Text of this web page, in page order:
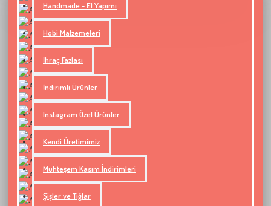
Handmade - El Yapımı
Hobi Malzemeleri
İhraç Fazlası
İndirimli Ürünler
Instagram Özel Ürünler
Kendi Üretimimiz
Muhteşem Kasım İndirimleri
Şişler ve Tığlar